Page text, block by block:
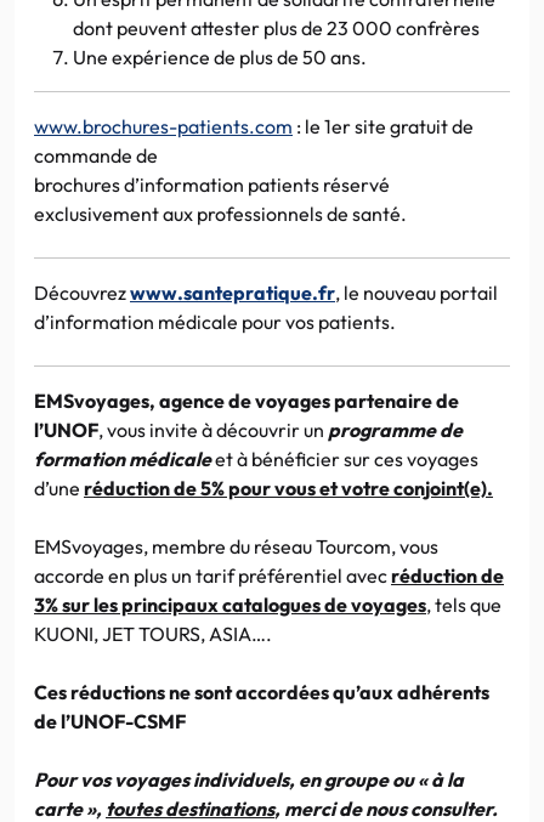
dont peuvent attester plus de 23 000 confrères
Une expérience de plus de 50 ans.
www.brochures-patients.com : le 1ersite gratuit de
commande de
brochures d’information patients réservé
exclusivement aux professionnels de santé.
Découvrezwww.santepratique.fr, le nouveau portail
d’information médicale pour vos patients.
EMSvoyages, agence de voyages partenaire de
l’UNOF, vous invite à découvrir un programme de
formation médicaleet à bénéficier sur ces voyages
d’une réduction de 5% pour vous et votre conjoint(e).
EMSvoyages, membre du réseauTourcom, vous
accorde en plus un tarif préférentiel avecréduction de
3% sur les principaux catalogues de voyages, tels que
KUONI, JET TOURS, ASIA….
Ces réductions ne sont accordées qu’aux adhérents
del’UNOF-CSMF
Pour vos voyages individuels, en groupe ou « à la
carte », toutes destinations, merci de nous consulter.